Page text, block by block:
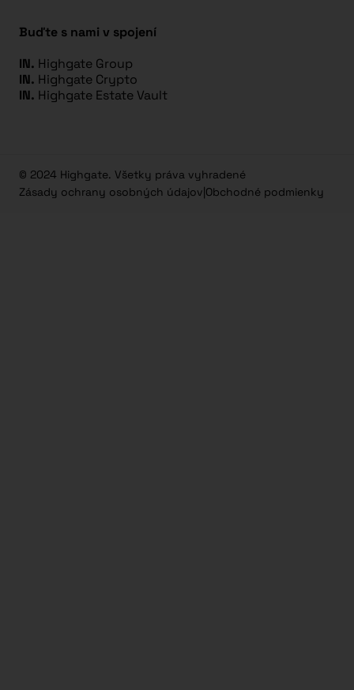
Buďte s nami v spojení
IN. Highgate Group
IN. Highgate Crypto
IN. Highgate Estate Vault
© 2024 Highgate. Všetky práva vyhradené
Zásady ochrany osobných údajov|Obchodné podmienky